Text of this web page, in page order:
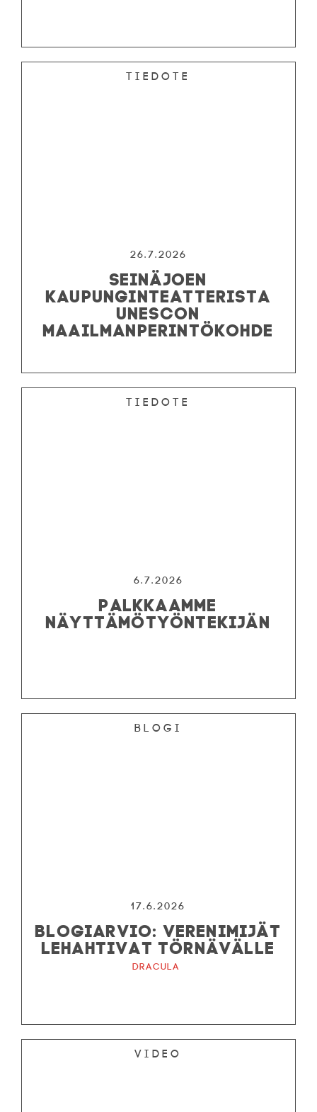
Tiedote
26.7.2026
SEINÄJOEN
KAUPUNGINTEATTERISTA
UNESCON
MAAILMANPERINTÖKOHDE
Tiedote
6.7.2026
PALKKAAMME
NÄYTTÄMÖTYÖNTEKIJÄN
Blogi
17.6.2026
BLOGIARVIO: VERENIMIJÄT
LEHAHTIVAT TÖRNÄVÄLLE
Dracula
Video